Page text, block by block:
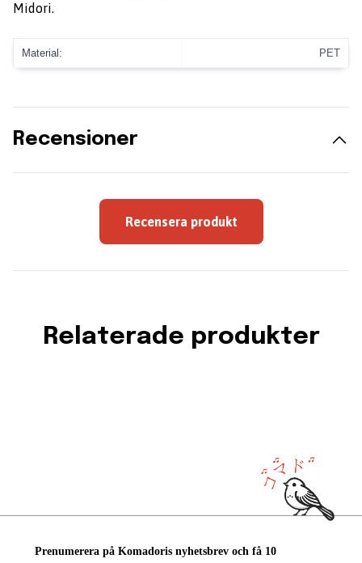
Midori.
Material: PET
Recensioner
Recensera produkt
Relaterade produkter
Prenumerera på Komadoris nyhetsbrev och få 10